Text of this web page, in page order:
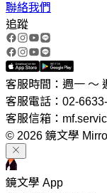
聯絡我們
追蹤
客服時間：週一 ～
客服電話：02-
客服信箱：
© 2026 鏡文學
鏡文學 App